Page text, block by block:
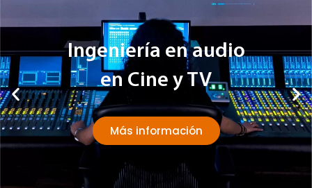
Ingeniería en audio
en Cine y TV
Más información